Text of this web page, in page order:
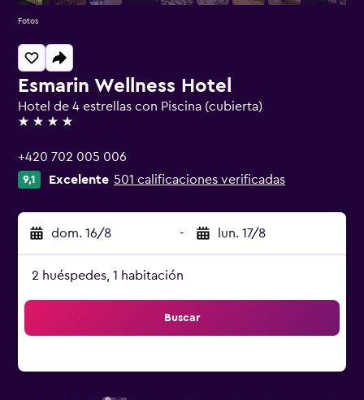
Esmarin Wellness Hotel
Hotel de 4 estrellas con Piscina (cubierta)
4 estrellas
+420 702 005 006
9,1 Excelente 501 calificaciones verificadas
dom. 16/8 - lun. 17/8
2 huéspedes, 1 habitación
Buscar
Fotos